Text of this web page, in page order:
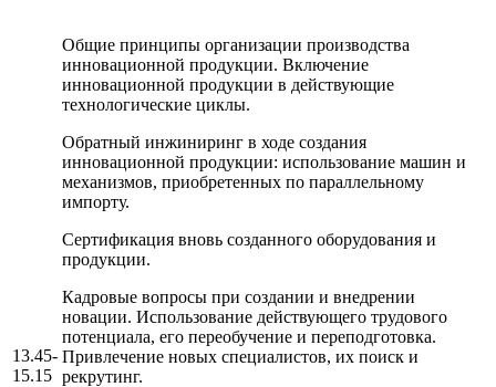
13.45-
15.15
Общие принципы организации производства
инновационной продукции. Включение
инновационной продукции в действующие
технологические циклы.
Обратный инжиниринг в ходе создания
инновационной продукции: использование машин и
механизмов, приобретенных по параллельному
импорту.
Сертификация вновь созданного оборудования и
продукции.
Кадровые вопросы при создании и внедрении
новации. Использование действующего трудового
потенциала, его переобучение и переподготовка.
Привлечение новых специалистов, их поиск и
рекрутинг.